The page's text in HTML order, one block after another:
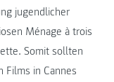
jugendlicher
Ménage à trois
Somit sollten
Films in Cannes